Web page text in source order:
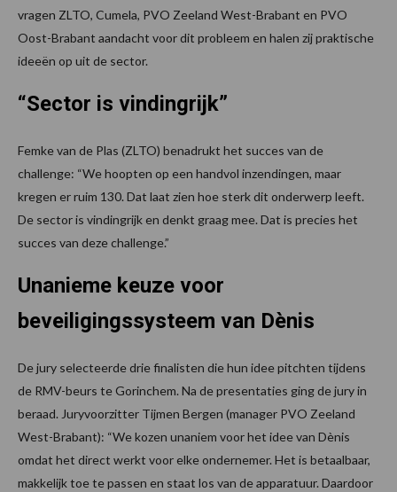
vragen ZLTO, Cumela, PVO Zeeland West-Brabant en PVO
Oost-Brabant aandacht voor dit probleem en halen zij praktische
ideeën op uit de sector.
“Sector is vindingrijk”
Femke van de Plas (ZLTO) benadrukt het succes van de
challenge: “We hoopten op een handvol inzendingen, maar
kregen er ruim 130. Dat laat zien hoe sterk dit onderwerp leeft.
De sector is vindingrijk en denkt graag mee. Dat is precies het
succes van deze challenge.”
Unanieme keuze voor
beveiligingssysteem van Dènis
De jury selecteerde drie finalisten die hun idee pitchten tijdens
de RMV-beurs te Gorinchem. Na de presentaties ging de jury in
beraad. Juryvoorzitter Tijmen Bergen (manager PVO Zeeland
West-Brabant): “We kozen unaniem voor het idee van Dènis
omdat het direct werkt voor elke ondernemer. Het is betaalbaar,
makkelijk toe te passen en staat los van de apparatuur. Daardoor